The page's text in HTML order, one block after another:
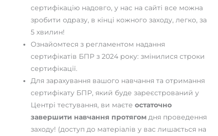
сертифікацію надовго, у нас на сайті все можна
зробити одразу, в кінці кожного заходу, легко, за
5 хвилин!
Ознайомтеся з регламентом надання
сертифікатів БПР з 2024 року: змінилися строки
сертифікації.
Для зарахування вашого навчання та отримання
сертифікату БПР, який буде зареєстрований у
Центрі тестування, ви маєтеостаточно
завершити навчання протягом дня проведення
заходу! (доступ до матеріалів у вас лишається на